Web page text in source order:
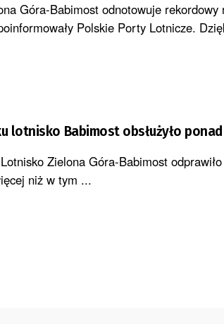
Góra-Babimost odnotowuje
Polskie Porty Lotnicze.
lotnisko Babimost obsłużyło
Zielona Góra-Babimost
niż w tym ...